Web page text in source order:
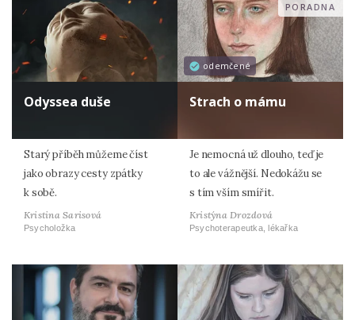
Odyssea duše
Starý příběh můžeme číst
jako obrazy cesty zpátky
k sobě.
Kristina Sarisová
Psycholožka
odemčené
PORADNA
Strach o mámu
Je nemocná už dlouho, teď je
to ale vážnější. Nedokážu se
s tím vším smířit.
Kristýna Drozdová
Psychoterapeutka, lékařka